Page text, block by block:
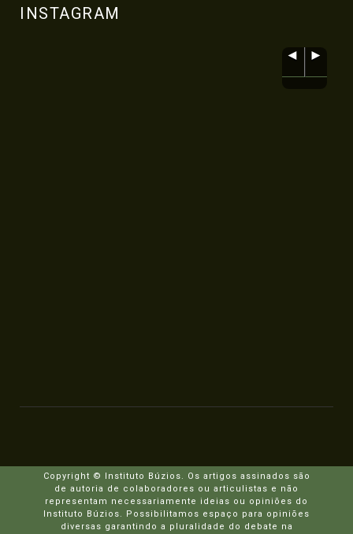
INSTAGRAM
Copyright © Instituto Búzios. Os artigos assinados são
de autoria de colaboradores ou articulistas e não
representam necessariamente ideias ou opiniões do
Instituto Búzios. Possibilitamos espaço para opiniões
diversas garantindo a pluralidade do debate na